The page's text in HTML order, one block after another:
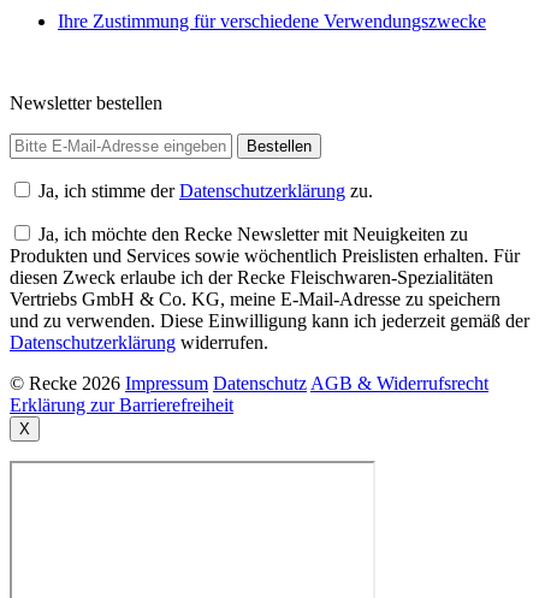
Ihre Zustimmung für verschiedene Verwendungszwecke
Newsletter bestellen
Ja, ich stimme derDatenschutzerklärung zu.
Ja, ich möchte den Recke Newsletter mit Neuigkeiten zu
Produkten und Services sowie wöchentlich Preislisten erhalten. Für
diesen Zweck erlaube ich der Recke Fleischwaren-Spezialitäten
Vertriebs GmbH & Co. KG, meine E-Mail-Adresse zu speichern
und zu verwenden. Diese Einwilligung kann ich jederzeit gemäß der
Datenschutzerklärung widerrufen.
© Recke 2026 Impressum Datenschutz AGB & Widerrufsrecht
Erklärung zur Barrierefreiheit
X